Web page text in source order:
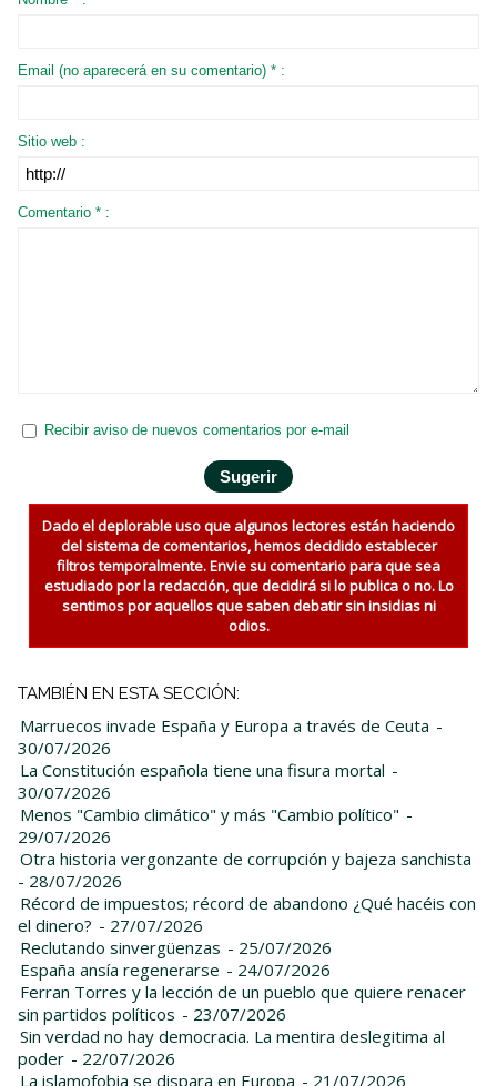
Email (no aparecerá en su comentario) * :
Sitio web :
Comentario * :
Recibir aviso de nuevos comentarios por e-mail
Dado el deplorable uso que algunos lectores están haciendo
del sistema de comentarios, hemos decidido establecer
filtros temporalmente. Envie su comentario para que sea
estudiado por la redacción, que decidirá si lo publica o no. Lo
sentimos por aquellos que saben debatir sin insidias ni
odios.
TAMBIÉN EN ESTA SECCIÓN:
Marruecos invade España y Europa a través de Ceuta -
30/07/2026
La Constitución española tiene una fisura mortal -
30/07/2026
Menos "Cambio climático" y más "Cambio político" -
29/07/2026
Otra historia vergonzante de corrupción y bajeza sanchista
- 28/07/2026
Récord de impuestos; récord de abandono ¿Qué hacéis con
el dinero? - 27/07/2026
Reclutando sinvergüenzas - 25/07/2026
España ansía regenerarse - 24/07/2026
Ferran Torres y la lección de un pueblo que quiere renacer
sin partidos políticos - 23/07/2026
Sin verdad no hay democracia. La mentira deslegitima al
poder - 22/07/2026
La islamofobia se dispara en Europa - 21/07/2026